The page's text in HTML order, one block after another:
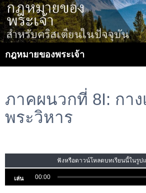
ข้าม
ไป
ยัง
กฎหมายของพระเจ้า
ภาคผนวกที่ 8I: กาง
พระวิหาร
ฟังหรือดาวน์โหลดบทเรียนนี้ในรูป
เล่น 00:00